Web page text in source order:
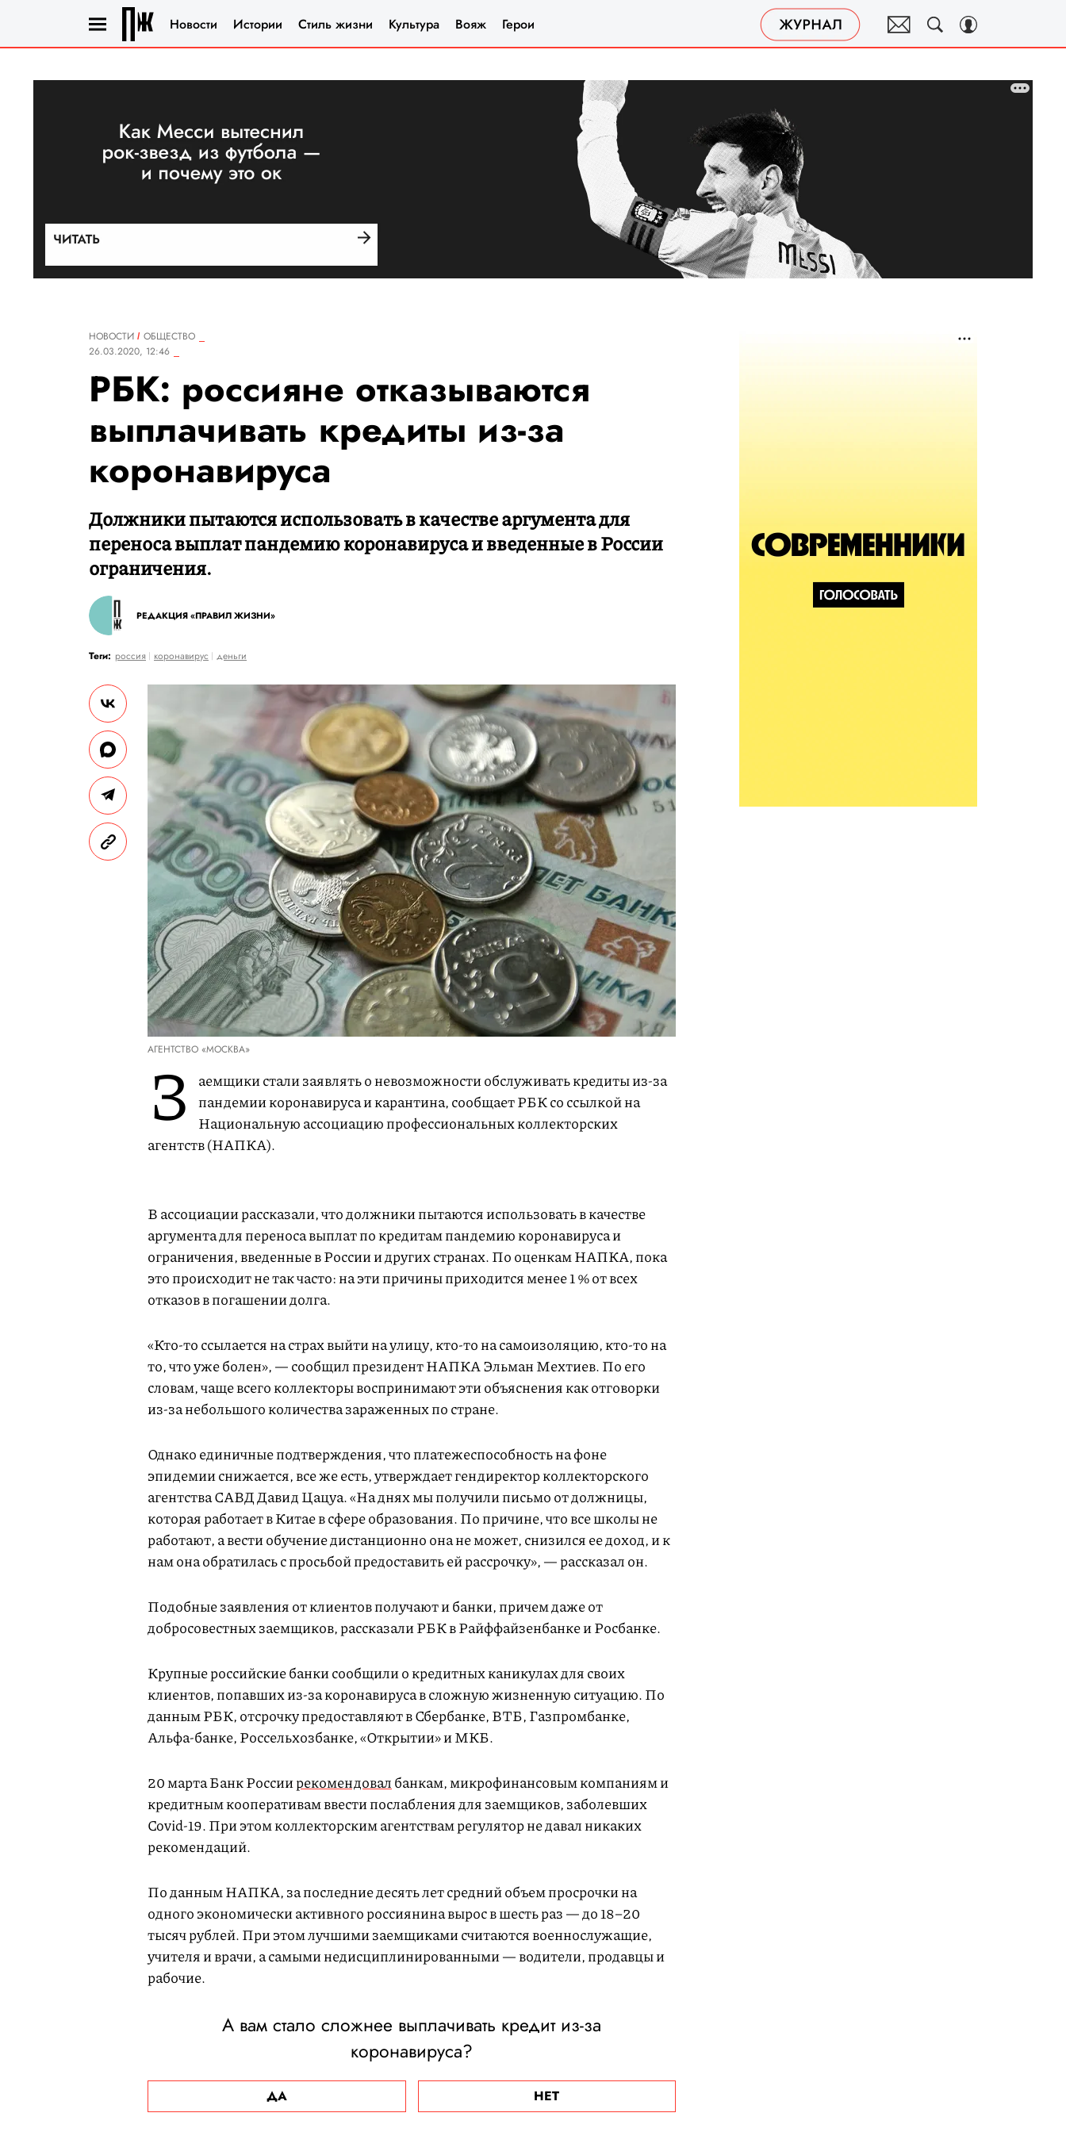
Новости Истории Стиль жизни Культура Вояж Герои
НОВОСТИ
ОБЩЕСТВО
26.03.2020, 12:46
РБК: россияне отказываются
выплачивать кредиты из-за
коронавируса
Должники пытаются использовать в качестве аргумента для
переноса выплат пандемию коронавируса и введенные в России
ограничения.
РЕДАКЦИЯ «ПРАВИЛ ЖИЗНИ»
Теги: россия коронавирус деньги
АГЕНТСТВО «МОСКВА»
З
аемщики стали заявлять о невозможности обслуживать кредиты из-за
пандемии коронавируса и карантина, сообщает РБК со ссылкой на
Национальную ассоциацию профессиональных коллекторских
агентств (НАПКА).
В ассоциации рассказали, что должники пытаются использовать в качестве
аргумента для переноса выплат по кредитам пандемию коронавируса и
ограничения, введенные в России и других странах. По оценкам НАПКА, пока
это происходит не так часто: на эти причины приходится менее 1 % от всех
отказов в погашении долга.
«Кто-то ссылается на страх выйти на улицу, кто-то на самоизоляцию, кто-то на
то, что уже болен», — сообщил президент НАПКА Эльман Мехтиев. По его
словам, чаще всего коллекторы воспринимают эти объяснения как отговорки
из-за небольшого количества зараженных по стране.
Однако единичные подтверждения, что платежеспособность на фоне
эпидемии снижается, все же есть, утверждает гендиректор коллекторского
агентства САВД Давид Цацуа. «На днях мы получили письмо от должницы,
которая работает в Китае в сфере образования. По причине, что все школы не
работают, а вести обучение дистанционно она не может, снизился ее доход, и к
нам она обратилась с просьбой предоставить ей рассрочку», — рассказал он.
Подобные заявления от клиентов получают и банки, причем даже от
добросовестных заемщиков, рассказали РБК в Райффайзенбанке и Росбанке.
Крупные российские банки сообщили о кредитных каникулах для своих
клиентов, попавших из-за коронавируса в сложную жизненную ситуацию. По
данным РБК, отсрочку предоставляют в Сбербанке, ВТБ, Газпромбанке,
Альфа-банке, Россельхозбанке, «Открытии» и МКБ.
20 марта Банк Россиирекомендовалбанкам, микрофинансовым компаниям и
кредитным кооперативам ввести послабления для заемщиков, заболевших
Covid-19. При этом коллекторским агентствам регулятор не давал никаких
рекомендаций.
По данным НАПКА, за последние десять лет средний объем просрочки на
одного экономически активного россиянина вырос в шесть раз — до 18–20
тысяч рублей. При этом лучшими заемщиками считаются военнослужащие,
учителя и врачи, а самыми недисциплинированными — водители, продавцы и
рабочие.
А вам стало сложнее выплачивать кредит из-за
коронавируса?
ДА НЕТ